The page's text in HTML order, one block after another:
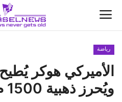
الأخبار
كتّابنا
رياضة
الأميركي هوكر
ويُحرز ذهبية 1500 م